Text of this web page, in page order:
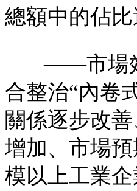
總額中的佔比
——市場
合整治“內卷
關係逐步改
增加、市場
模以上工業